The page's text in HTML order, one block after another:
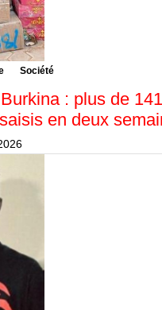
Société
: plus de
en deux